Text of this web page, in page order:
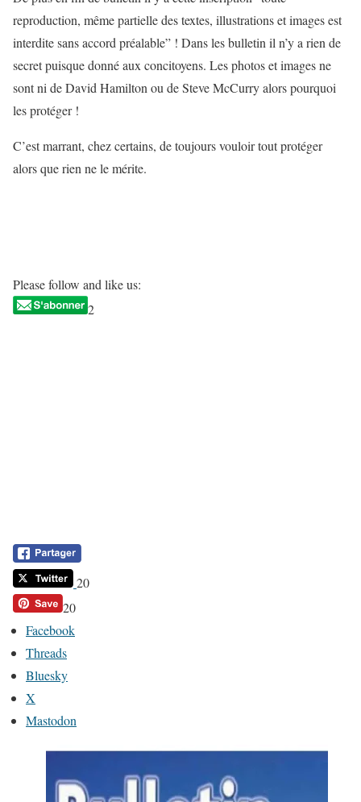
reproduction, même partielle des textes, illustrations et images est
interdite sans accord préalable” ! Dans les bulletin il n’y a rien de
secret puisque donné aux concitoyens. Les photos et images ne
sont ni de David Hamilton ou de Steve McCurry alors pourquoi
les protéger !
C’est marrant, chez certains, de toujours vouloir tout protéger
alors que rien ne le mérite.
Please follow and like us:
2
20
20
Facebook
Threads
Bluesky
X
Mastodon